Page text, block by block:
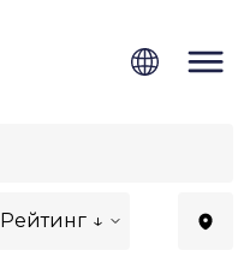
Рейтинг ↓